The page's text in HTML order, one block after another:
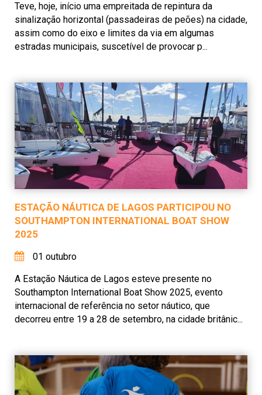
Teve, hoje, início uma empreitada de repintura da
sinalização horizontal (passadeiras de peões) na cidade,
assim como do eixo e limites da via em algumas
estradas municipais, suscetível de provocar p...
ESTAÇÃO NÁUTICA DE LAGOS PARTICIPOU NO
SOUTHAMPTON INTERNATIONAL BOAT SHOW
2025
01 outubro
A Estação Náutica de Lagos esteve presente no
Southampton International Boat Show 2025, evento
internacional de referência no setor náutico, que
decorreu entre 19 a 28 de setembro, na cidade britânic...